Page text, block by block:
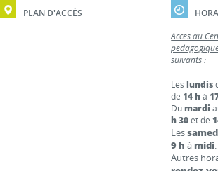
PLAN D'ACCÈS
Accès au
suivants :
Leslundis
de14 hà
Dumardi
h 30et de
Les
9 h à midi.
Autres